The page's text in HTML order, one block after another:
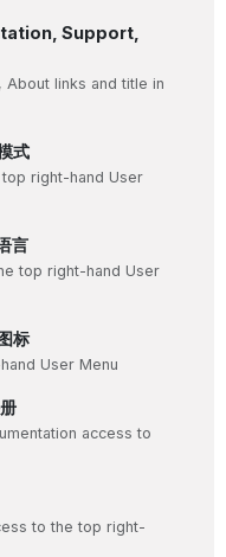
Support,
About links and title in
式
right-hand User
言
top right-hand User
标
User Menu
access to
to the top right-